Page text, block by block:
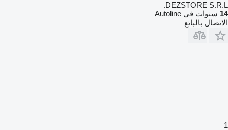
DEZSTORE S.R.L.
14 سنوات في Autoline
الاتصال بالبائع
1